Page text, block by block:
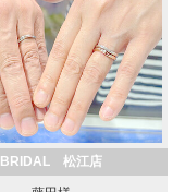
BRIDAL 松江店